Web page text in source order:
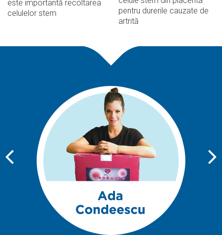
este importantă recoltarea
celulelor stem
pentru durerile cauzate de
artrită